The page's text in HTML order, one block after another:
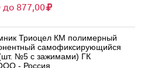
до 877,00
Триоцел КМ полимерный
самофиксирующийся
№5 с зажимами) ГК
- Россия